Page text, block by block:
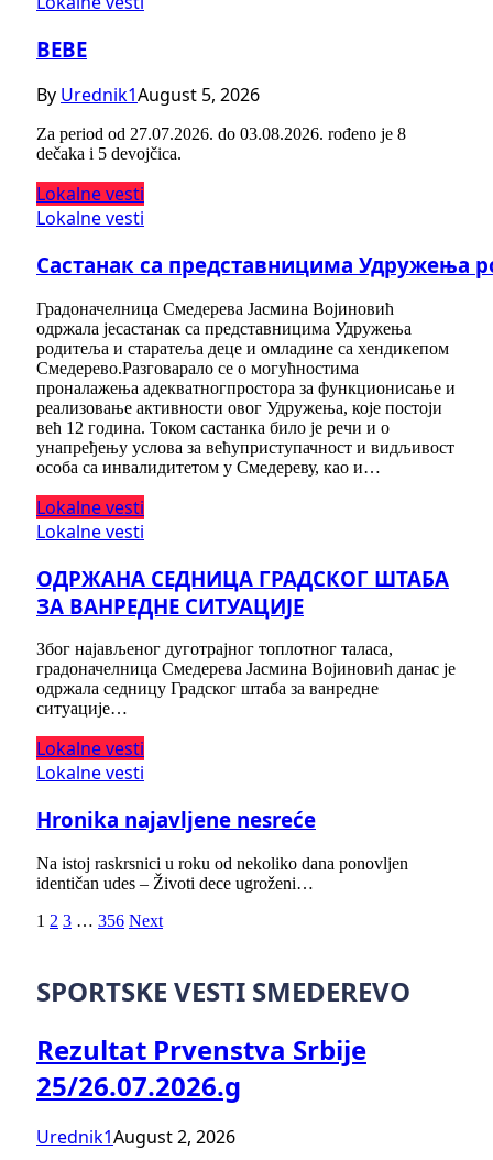
BEBE
By Urednik1August 5, 2026
Za period od 27.07.2026. do 03.08.2026. rođeno je 8
dečaka i 5 devojčica.
Lokalne vesti
Lokalne vesti
Састанак са представницима Удружења
Градоначелница Смедерева Јасмина Војиновић
одржала јесастанак са представницима Удружења
родитеља и старатеља деце и омладине са хендикепом
Смедерево.Разговарало се о могућностима
проналажења адекватногпростора за функционисање и
реализовање активности овог Удружења, које постоји
већ 12 година. Током састанка било је речи и о
унапређењу услова за већуприступачност и видљивост
особа са инвалидитетом у Смедереву, као и…
Lokalne vesti
Lokalne vesti
ОДРЖАНА СЕДНИЦА ГРАДСКОГ ШТАБА
ЗА ВАНРЕДНЕ СИТУАЦИЈЕ
Због најављеног дуготрајног топлотног таласа,
градоначелница Смедерева Јасмина Војиновић данас је
одржала седницу Градског штаба за ванредне
ситуације…
Lokalne vesti
Lokalne vesti
Hronika najavljene nesreće
Na istoj raskrsnici u roku od nekoliko dana ponovljen
identičan udes – Životi dece ugroženi…
1 2 3 … 356 Next
SPORTSKE VESTI SMEDEREVO
Rezultat Prvenstva Srbije
25/26.07.2026.g
Urednik1August 2, 2026